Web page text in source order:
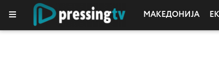
МАКЕДОНИЈА